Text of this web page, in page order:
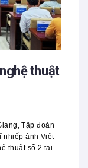
thuật
Tập đoàn
nhiếp ảnh Việt
thuật số 2 tại